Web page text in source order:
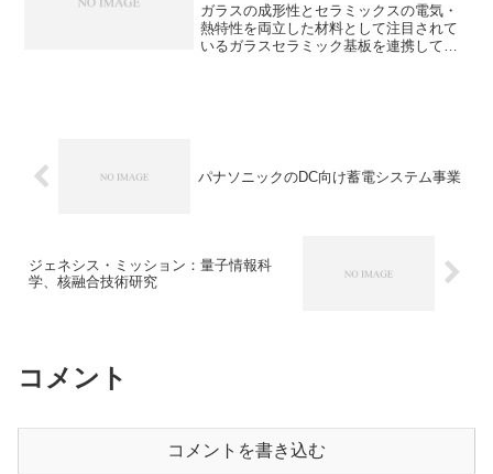
ガラスの成形性とセラミックスの電気・
熱特性を両立した材料として注目されて
いるガラスセラミック基板を連携して量
パナソニックのDC向け蓄電システム事業
ジェネシス・ミッション：量子情報科
学、核融合技術研究
コメント
コメントを書き込む